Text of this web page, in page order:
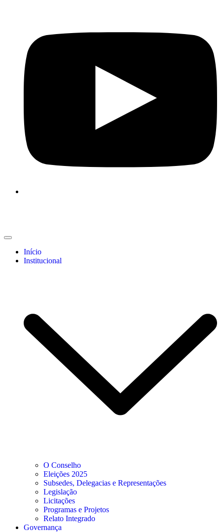
Início
Institucional
O Conselho
Eleições 2025
Subsedes, Delegacias e Representações
Legislação
Licitações
Programas e Projetos
Relato Integrado
Governança